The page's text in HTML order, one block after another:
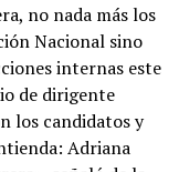
no nada más los
Nacional sino
internas este
de dirigente
los candidatos y
Adriana